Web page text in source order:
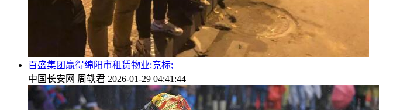
百盛集团赢得绵阳市租赁物业;竞标;
中国长安网 周轶君 2026-01-29 04:41:44